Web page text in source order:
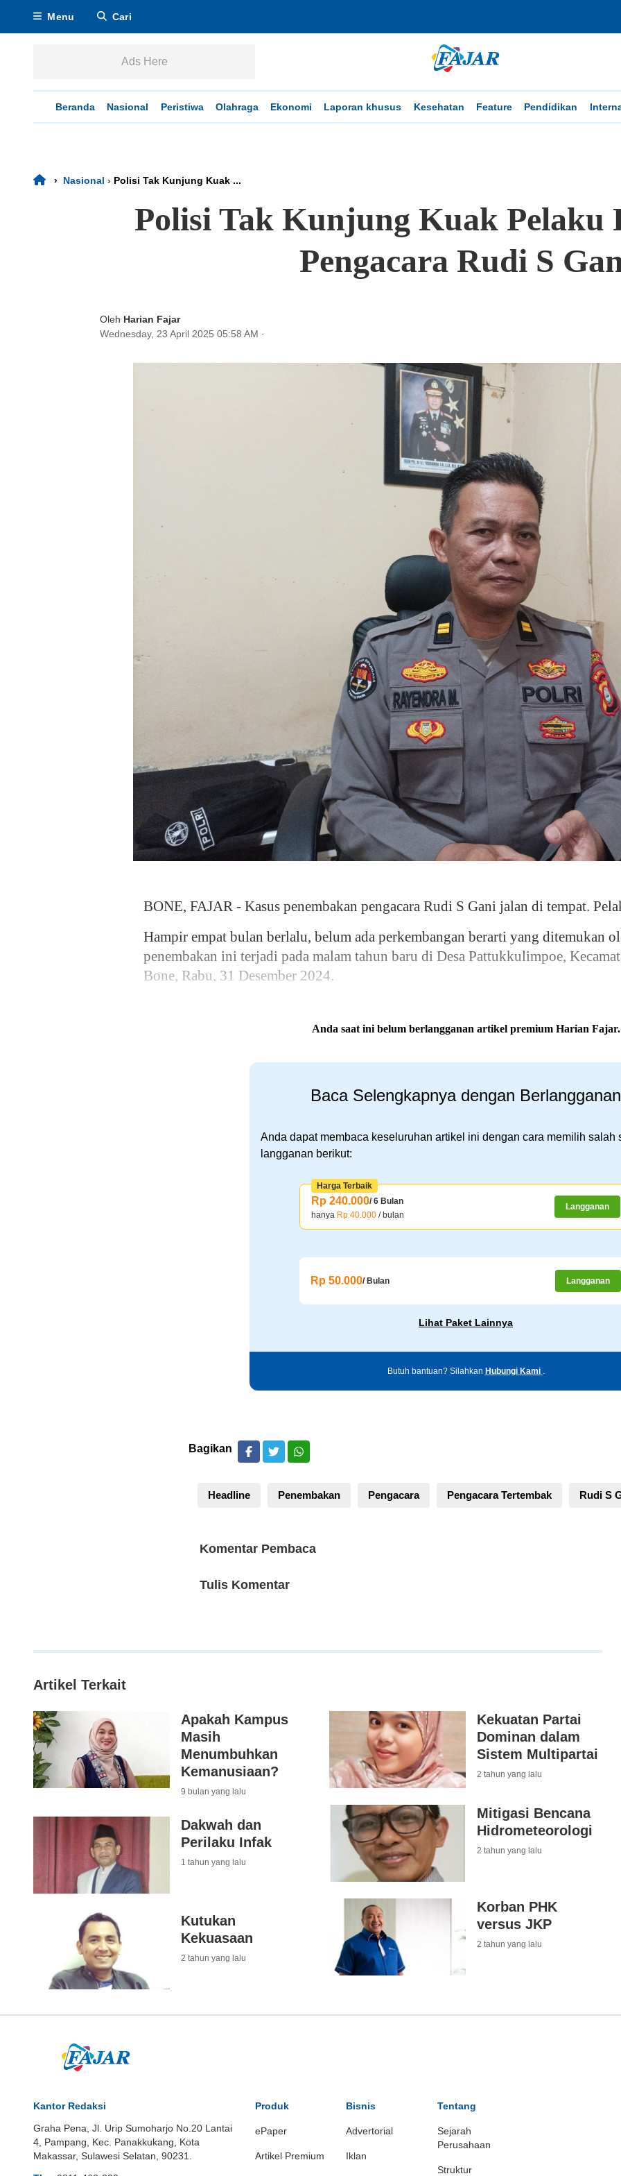
Menu Cari
Ads Here
Beranda Nasional Peristiwa Olahraga Ekonomi Laporan khusus Kesehatan Feature Pendidikan
› Nasional › Polisi Tak Kunjung Kuak ...
Polisi Tak Kunjung Kuak Pelaku
Pengacara Rudi S
Oleh Harian Fajar
Wednesday, 23 April 2025 05:58 AM ·
BONE, FAJAR - Kasus penembakan pengacara Rudi S Gani jalan di tempat.
Hampir empat bulan berlalu, belum ada perkembangan berarti yang ditemukan
penembakan ini terjadi pada malam tahun baru di Desa Pattukkulimpoe,
Bone, Rabu, 31 Desember 2024.
Anda saat ini belum berlangganan artikel premium Harian Fajar.
Baca Selengkapnya dengan Berlangganan
Anda dapat membaca keseluruhan artikel ini dengan cara memilih salah
langganan berikut:
Rp 240.000/ 6 Bulan
hanya Rp 40.000 / bulan
Langganan
Harga Terbaik
Rp 50.000/ Bulan Langganan
Lihat Paket Lainnya
Butuh bantuan? Silahkan Hubungi Kami .
Bagikan
Headline Penembakan Pengacara Pengacara Tertembak Rudi S
Komentar Pembaca
Tulis Komentar
Artikel Terkait
Apakah Kampus
Masih
Menumbuhkan
Kemanusiaan?
9 bulan yang lalu
Dakwah dan
Perilaku Infak
1 tahun yang lalu
Kutukan
Kekuasaan
2 tahun yang lalu
Kekuatan Partai
Dominan dalam
Sistem Multipartai
2 tahun yang lalu
Mitigasi Bencana
Hidrometeorologi
2 tahun yang lalu
Korban PHK
versus JKP
2 tahun yang lalu
Kantor Redaksi
Graha Pena, Jl. Urip Sumoharjo No.20 Lantai
4, Pampang, Kec. Panakkukang, Kota
Makassar, Sulawesi Selatan, 90231.
Produk
ePaper
Artikel Premium
Bisnis
Advertorial
Iklan
Tentang
Sejarah
Perusahaan
Struktur